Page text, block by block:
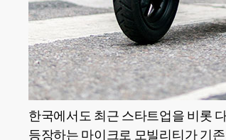
한국에서도 최근 스타트업을 비롯
등장하는 마이크로 모빌리티가 기